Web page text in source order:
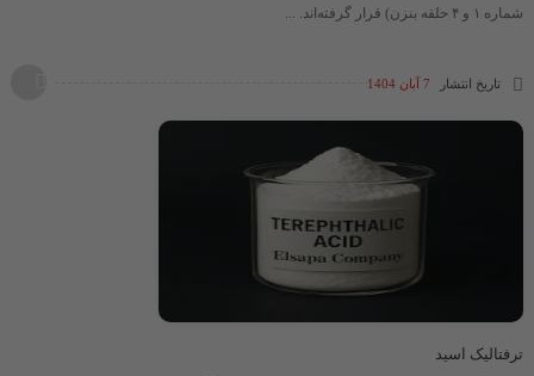
شماره ۱ و ۴ حلقه بنزن) قرار گرفته‌اند. ...
تاریخ انتشار 7 آبان 1404
ترفتالیک اسید